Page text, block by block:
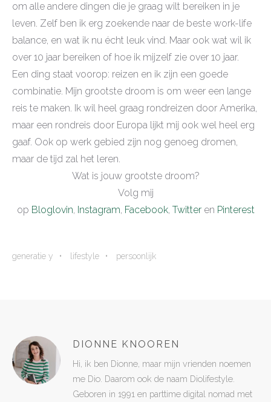
om alle andere dingen die je graag wilt bereiken in je
leven. Zelf ben ik erg zoekende naar de beste work-life
balance, en wat ik nu écht leuk vind. Maar ook wat wil ik
over 10 jaar bereiken of hoe ik mijzelf zie over 10 jaar.
Een ding staat voorop: reizen en ik zijn een goede
combinatie. Mijn grootste droom is om weer een lange
reis te maken. Ik wil heel graag rondreizen door Amerika,
maar een rondreis door Europa lijkt mij ook wel heel erg
gaaf. Ook op werk gebied zijn nog genoeg dromen,
maar de tijd zal het leren.
Wat is jouw grootste droom?
Volg mij
op Bloglovin, Instagram, Facebook, Twitteren Pinterest
generatie y lifestyle persoonlijk
DIONNE KNOOREN
Hi, ik ben Dionne, maar mijn vrienden noemen
me Dio. Daarom ook de naam Diolifestyle.
Geboren in 1991 en parttime digital nomad met